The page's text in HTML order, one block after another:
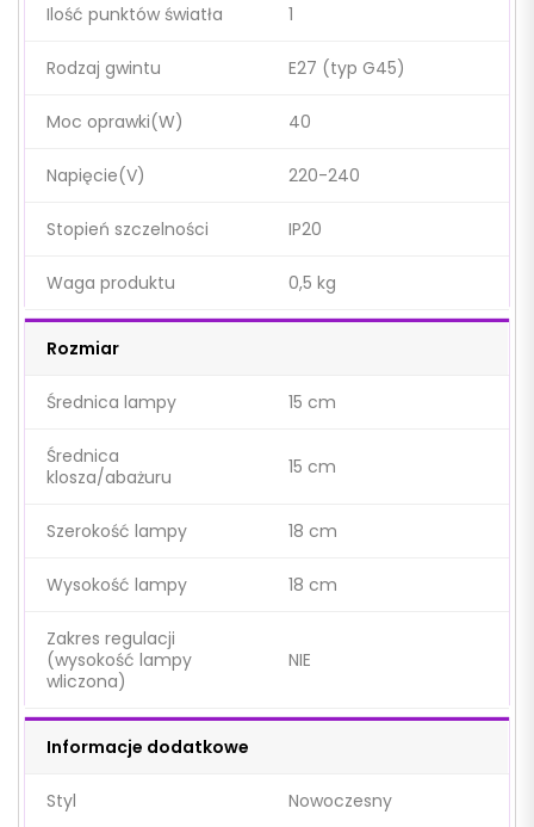
Ilość punktów światła 1
Rodzaj gwintu E27 (typ G45)
Moc oprawki(W) 40
Napięcie(V) 220-240
Stopień szczelności IP20
Waga produktu 0,5 kg
Rozmiar
Średnica lampy 15 cm
Średnica
klosza/abażuru
15 cm
Szerokość lampy 18 cm
Wysokość lampy 18 cm
Zakres regulacji
(wysokość lampy
wliczona)
NIE
Informacje dodatkowe
Styl Nowoczesny